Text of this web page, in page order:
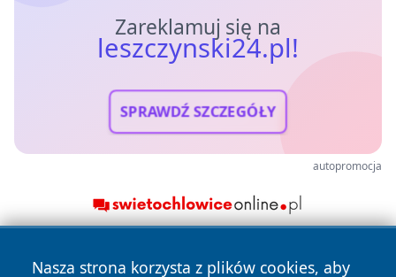
Zareklamuj się na
leszczynski24.pl!
SPRAWDŹ SZCZEGÓŁY
autopromocja
Nasza strona korzysta z plików cookies, aby